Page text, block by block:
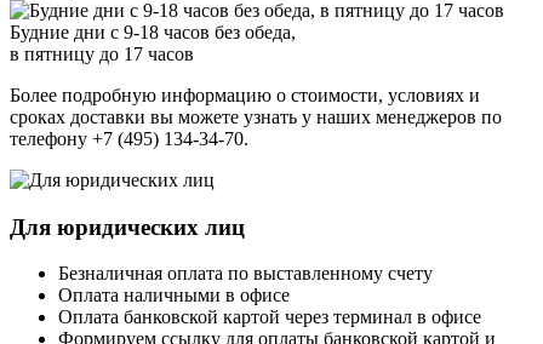
Будние дни с 9-18 часов без обеда,
в пятницу до 17 часов
Более подробную информацию о стоимости, условиях и
сроках доставки вы можете узнать у наших менеджеров по
телефону +7 (495) 134-34-70.
Для юридических лиц
Безналичная оплата по выставленному счету
Оплата наличными в офисе
Оплата банковской картой через терминал в офисе
Формируем ссылку для оплаты банковской картой и